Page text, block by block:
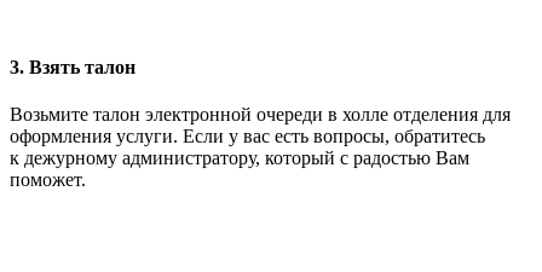
3. Взять талон
Возьмите талон электронной очереди в холле отделения для
оформления услуги. Если у вас есть вопросы, обратитесь
к дежурному администратору, который с радостью Вам
поможет.